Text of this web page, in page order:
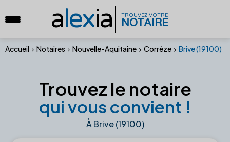
alexia TROUVEZ VOTRE
NOTAIRE
Accueil Notaires Nouvelle-Aquitaine Corrèze Brive (19100)
Trouvez le notaire
qui vous convient !
À Brive (19100)